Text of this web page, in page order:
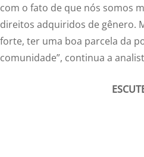
com o fato de que nós somos
direitos adquiridos de gênero.
forte, ter uma boa parcela da
comunidade”, continua a